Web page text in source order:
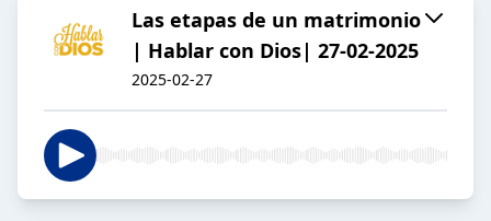
Las etapas de un matrimonio
| Hablar con Dios| 27-02-2025
2025-02-27